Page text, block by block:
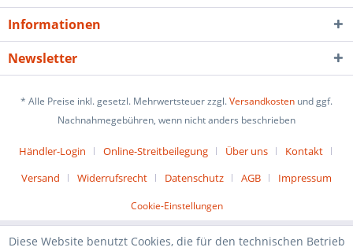
Informationen
Newsletter
* Alle Preise inkl. gesetzl. Mehrwertsteuer zzgl.Versandkosten und ggf.
Nachnahmegebühren, wenn nicht anders beschrieben
Händler-Login Online-Streitbeilegung Über uns
Kontakt
Versand
Widerrufsrecht Datenschutz AGB Impressum
Cookie-Einstellungen
Diese Website benutzt Cookies, die für den technischen Betrieb